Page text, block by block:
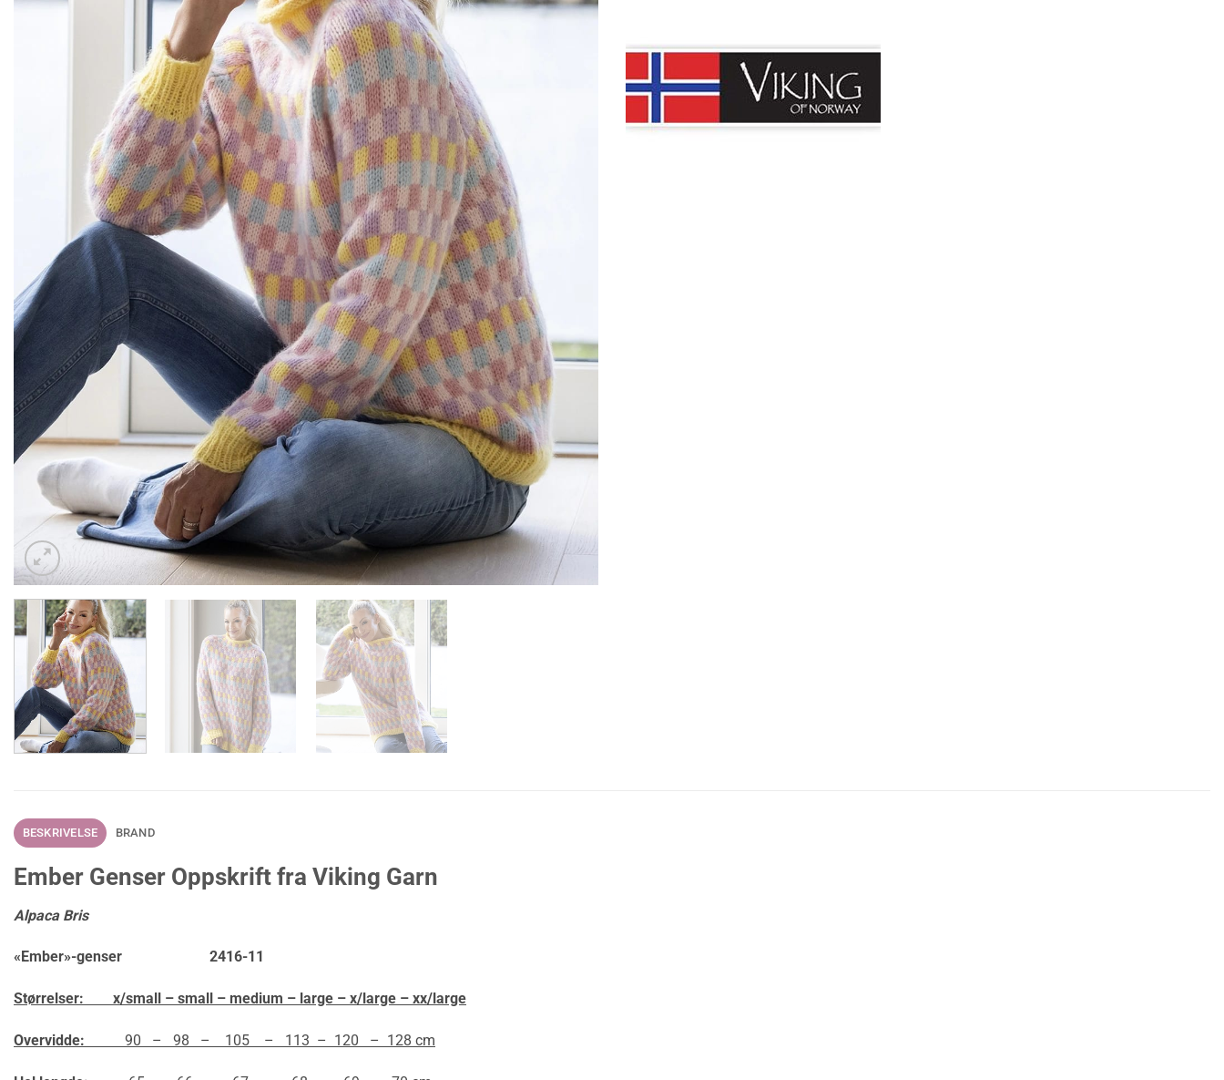
BESKRIVELSE BRAND
Ember Genser Oppskrift fra Viking Garn
Alpaca Bris
«Ember»-genser 2416-11
Størrelser: x/small – small – medium – large – x/large – xx/large
Overvidde: 90 – 98 – 105 – 113 – 120 – 128 cm